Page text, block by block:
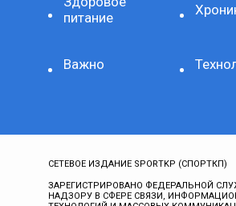
питание
Важно
СЕТЕВОЕ ИЗДАНИЕ SPORTKP (СПОРТКП)
ЗАРЕГИСТРИРОВАНО ФЕДЕРАЛЬНОЙ
НАДЗОРУ В СФЕРЕ СВЯЗИ,